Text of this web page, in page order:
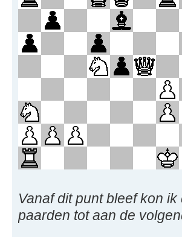
Vanaf dit punt bleef kon
paarden tot aan de